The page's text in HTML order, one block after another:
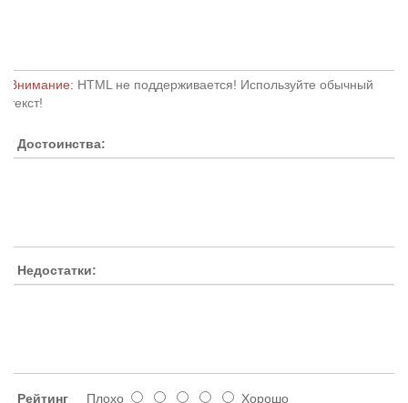
Внимание: HTML не поддерживается! Используйте обычный
текст!
Достоинства:
Недостатки:
Рейтинг Плохо Хорошо